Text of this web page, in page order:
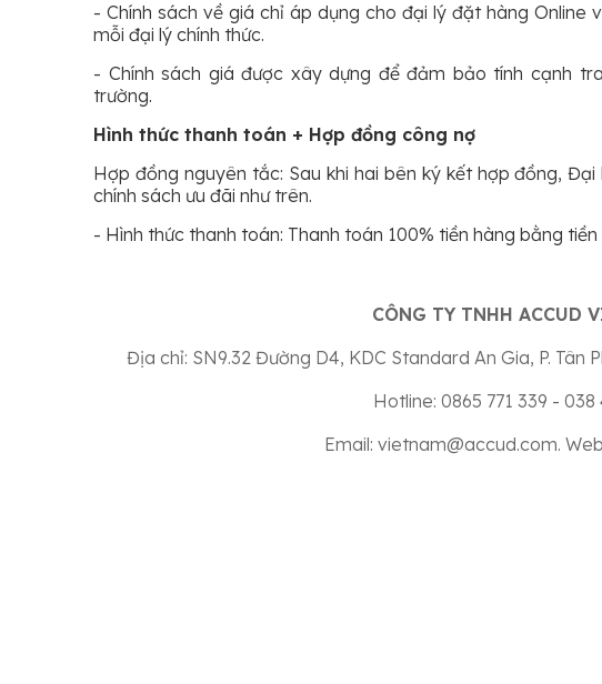
- Chính sách về giá chỉ áp dụng cho đại lý đặt hàng Online
mỗi đại lý chính thức.
- Chính sách giá được xây dựng để đảm bảo tính cạnh
trường.
Hình thức thanh toán + Hợp đồng công nợ
Hợp đồng nguyên tắc: Sau khi hai bên ký kết hợp đồng,
chính sách ưu đãi như trên.
- Hình thức thanh toán: Thanh toán 100% tiền hàng bằng
CÔNG TY TNHH ACCUD
Địa chỉ: SN9.32 Đường D4, KDC Standard An Gia, P. Tân
Hotline: 0865 771 339 - 038
Email: vietnam@accud.com.